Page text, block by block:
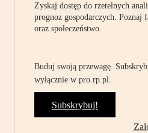
Zyskaj dostęp do rzetelnych
prognoz gospodarczych. Poznaj
oraz społeczeństwo.
Buduj swoją przewagę.
wyłącznie w pro.rp.pl.
Subskrybuj!